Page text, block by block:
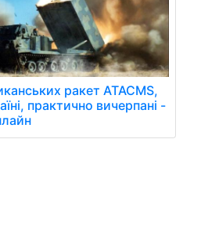
ракет ATACMS,
практично вичерпані -